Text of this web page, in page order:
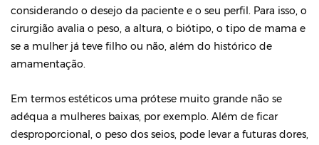
considerando o desejo da paciente e o seu perfil. Para isso, o
cirurgião avalia o peso, a altura, o biótipo, o tipo de mama e
se a mulher já teve filho ou não, além do histórico de
amamentação.
Em termos estéticos uma prótese muito grande não se
adéqua a mulheres baixas, por exemplo. Além de ficar
desproporcional, o peso dos seios, pode levar a futuras dores,